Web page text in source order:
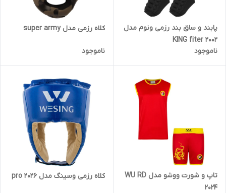
پابند و ساق بند رزمی ونوم مدل
KING fiter 2002
ناموجود
کلاه رزمی مدل super army
ناموجود
تاپ و شورت ووشو مدل WU RD
2024
کلاه رزمی وسینگ مدل pro 2026